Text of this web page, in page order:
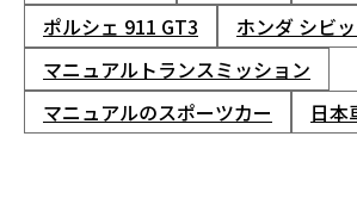
ポルシェ 911 GT3
ホンダ シビ
マニュアルトランスミッション
マニュアルのスポーツカー
日本